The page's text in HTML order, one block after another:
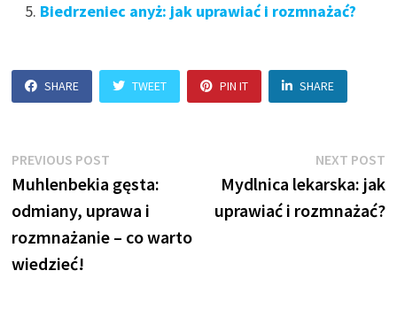
Biedrzeniec anyż: jak uprawiać i rozmnażać?
SHARE TWEET PIN IT SHARE
Nawigacja
wpisu
PREVIOUS POST
post:
Muhlenbekia gęsta:
odmiany, uprawa i
rozmnażanie – co warto
wiedzieć!
NEXT POST
Mydlnica lekarska: jak
uprawiać i rozmnażać?